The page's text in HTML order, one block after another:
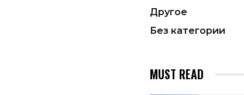
Другое
Без категории
MUST READ